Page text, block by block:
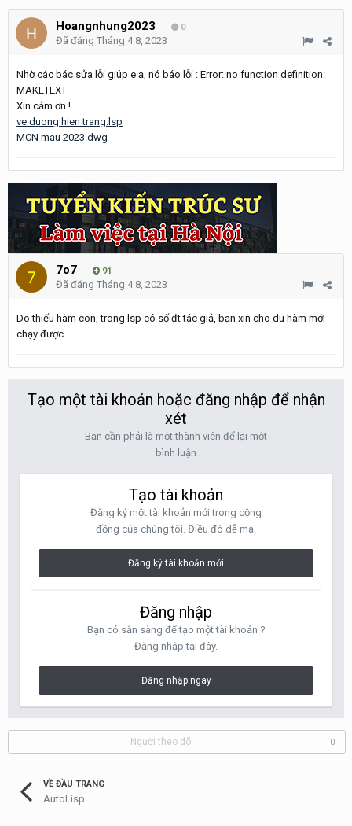
Hoangnhung2023 0
Đã đăng Tháng 4 8, 2023
Nhờ các bác sửa lỗi giúp e ạ, nó báo lỗi : Error: no function definition:
MAKETEXT
Xin cảm ơn !
ve duong hien trang.lsp
MCN mau 2023.dwg
7o7 91
Đã đăng Tháng 4 8, 2023
Do thiếu hàm con, trong lsp có số đt tác giả, bạn xin cho du hàm mới
chạy được.
Tạo một tài khoản hoặc đăng nhập để nhận
xét
Bạn cần phải là một thành viên để lại một
bình luận
Tạo tài khoản
Đăng ký một tài khoản mới trong cộng
đồng của chúng tôi. Điều đó dễ mà.
Đăng ký tài khoản mới
Đăng nhập
Bạn có sẵn sàng để tạo một tài khoản ?
Đăng nhập tại đây.
Đăng nhập ngay
Người theo dõi 0
VỀ ĐẦU TRANG
AutoLisp